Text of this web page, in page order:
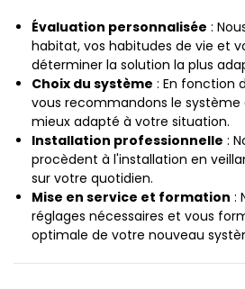
Évaluation personnalisée :
habitat, vos habitudes de vie et
déterminer la solution la plus
Choix du système : En fonction
vous recommandons le
mieux adapté à votre situation.
Installation professionnelle :
procèdent à l'installation en
sur votre quotidien.
Mise en service et formation :
réglages nécessaires et vous
optimale de votre nouveau